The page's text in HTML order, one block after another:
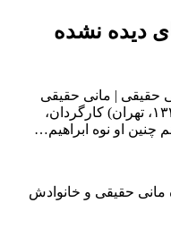
دیده نشده
حقیقی | مانی حقیقی
بیوگرافی مانی حقیقی مانی حقیقی (۱۳۴۸، تهران) کارگردان،
چنین او نوه ابراهیم…
حقیقی و خانوادش